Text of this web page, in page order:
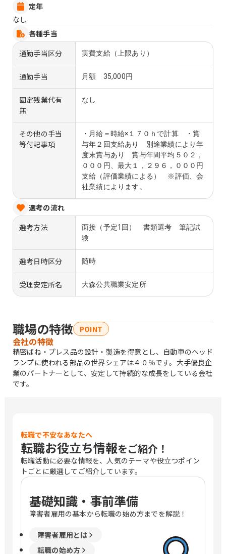
定年
なし
各種手当
通勤手当区分
実費支給（上限あり）
通勤手当 月額 35,000円
固定残業代有
無
なし
その他の手当
等付記事項
・月給＝時給×１７０ｈで計算 ・賞
与年２回支給あり 別途業績により年
度末賞与あり 賞与年間平均５０２，
０００円、最大１，２９６，０００円
支給（評価業績による） ※評価、会
社業績によります。
選考の流れ
選考方法
面接（予定1回） 書類選考 筆記試
験
選考日時区分 随時
受理安定所名 大森公共職業安定所
職場の特徴 POINT
会社の特徴
精密ばね・プレス品の設計・製造を得意とし、自動車のヘッド
ランプに使われる部品の世界シェアは４０％です。大手優良企
業のパートナーとして、安定して持続的な成長をしている会社
です。
転職で不安なあなたへ
転職お役立ち情報をご紹介！
転職活動に必要な情報を、人気のテーマや役立つポイン
トごとに厳選してご紹介しています。
基礎知識・事前準備
障害者雇用の基本から転職の始め方までを解説！
障害者雇用とは
転職の始め方